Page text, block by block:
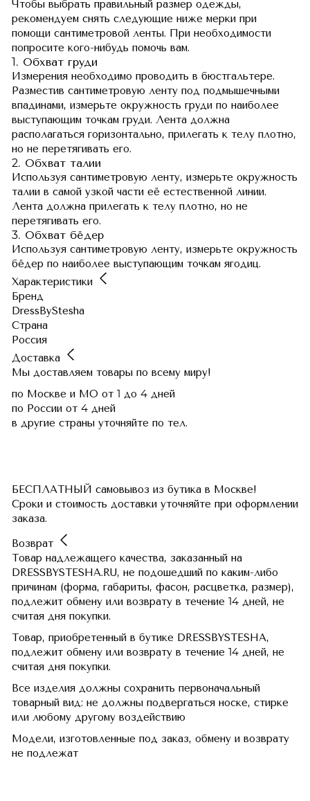
Чтобы выбрать правильный размер одежды,
рекомендуем снять следующие ниже мерки при
помощи сантиметровой ленты. При необходимости
попросите кого-нибудь помочь вам.
1. Обхват груди
Измерения необходимо проводить в бюстгальтере.
Разместив сантиметровую ленту под подмышечными
впадинами, измерьте окружность груди по наиболее
выступающим точкам груди. Лента должна
располагаться горизонтально, прилегать к телу плотно,
но не перетягивать его.
2. Обхват талии
Используя сантиметровую ленту, измерьте окружность
талии в самой узкой части её естественной линии.
Лента должна прилегать к телу плотно, но не
перетягивать его.
3. Обхват бёдер
Используя сантиметровую ленту, измерьте окружность
бёдер по наиболее выступающим точкам ягодиц.
Характеристики
Бренд
DressByStesha
Страна
Россия
Доставка
Мы доставляем товары по всему миру!
по Москве и МО от 1 до 4 дней
по России от 4 дней
в другие страны уточняйте по тел.
БЕСПЛАТНЫЙ самовывоз из бутика в Москве!
Сроки и стоимость доставки уточняйте при оформлении
заказа.
Возврат
Товар надлежащего качества, заказанный на
DRESSBYSTESHA.RU, не подошедший по каким-либо
причинам (форма, габариты, фасон, расцветка, размер),
подлежит обмену или возврату в течение 14 дней, не
считая дня покупки.
Товар, приобретенный в бутике DRESSBYSTESHA,
подлежит обмену или возврату в течение 14 дней, не
считая дня покупки.
Все изделия должны сохранить первоначальный
товарный вид: не должны подвергаться носке, стирке
или любому другому воздействию
Модели, изготовленные под заказ, обмену и возврату
не подлежат